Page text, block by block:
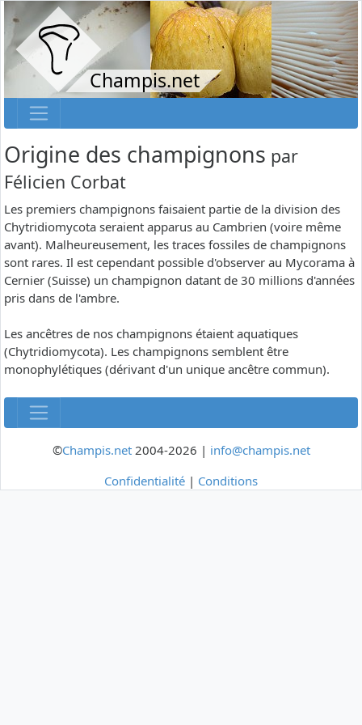
Champis.net
Origine des champignons par
Félicien Corbat
Les premiers champignons faisaient partie de la division des
Chytridiomycota seraient apparus au Cambrien (voire même
avant). Malheureusement, les traces fossiles de champignons
sont rares. Il est cependant possible d'observer au Mycorama à
Cernier (Suisse) un champignon datant de 30 millions d'années
pris dans de l'ambre.
Les ancêtres de nos champignons étaient aquatiques
(Chytridiomycota). Les champignons semblent être
monophylétiques (dérivant d'un unique ancêtre commun).
©Champis.net2004-2026 | info@champis.net
Confidentialité | Conditions